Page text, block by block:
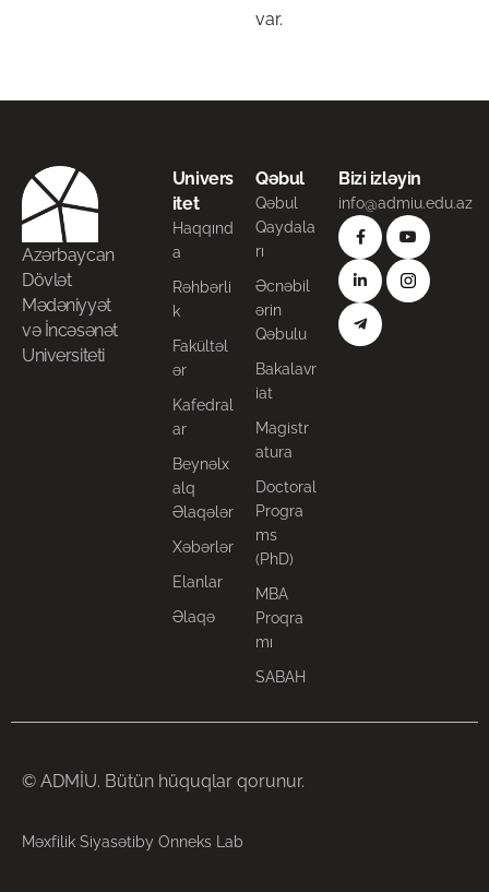
var.
Azərbaycan
Dövlət
Mədəniyyət
və İncəsənət
Universiteti
Univers
itet
Haqqınd
a
Rəhbərli
k
Fakültəl
ər
Kafedral
ar
Beynəlx
alq
Əlaqələr
Xəbərlər
Elanlar
Əlaqə
Qəbul
Qəbul
Qaydala
rı
Əcnəbil
ərin
Qəbulu
Bakalavr
iat
Magistr
atura
Doctoral
Progra
ms
(PhD)
MBA
Proqra
mı
SABAH
Bizi izləyin
info@admiu.edu.az
© ADMİU. Bütün hüquqlar qorunur.
Məxfilik Siyasətiby Onneks Lab